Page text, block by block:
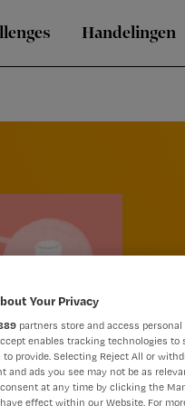
Handelingen
Your Privacy
partners store and access
enables tracking technologies
to provide. Selecting Reject All or
and ads you see may not be as
at any time by clicking the
effect within our Website. For